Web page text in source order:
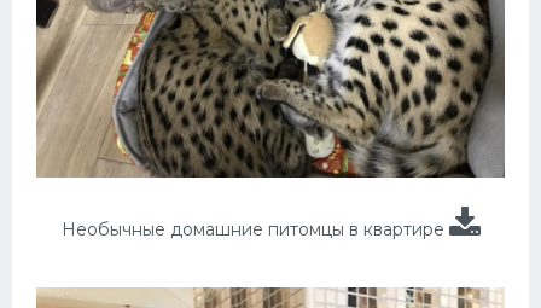
Необычные домашние питомцы в квартире